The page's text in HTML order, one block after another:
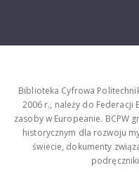
Biblioteka Cyfrowa
2006 r., należy do Federacji
zasoby w Europeanie. BCPW
historycznym dla rozwoju
świecie, dokumenty